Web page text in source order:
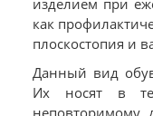
изделием при
как
плоскостопия и
Данный вид
Их носят в